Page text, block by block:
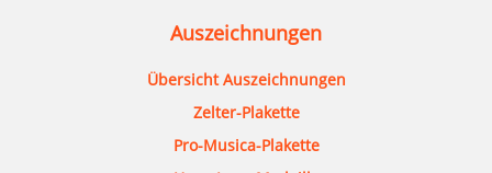
Auszeichnungen
Übersicht Auszeichnungen
Zelter-Plakette
Pro-Musica-Plakette